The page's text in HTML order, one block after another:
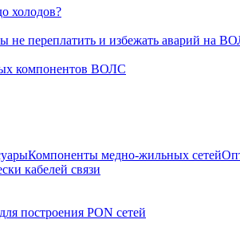
холодов?
переплатить и избежать аварий на
компонентов ВОЛС
Компоненты медно-жильных сетей
кабелей связи
построения PON сетей